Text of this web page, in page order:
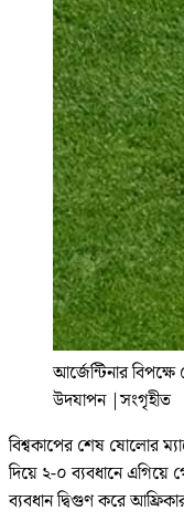
আর্জেন্টিনার
উদযাপন |সংগৃহীত
বিশ্বকাপের শেষ ষোলোর
দিয়ে ২-০ ব্যবধানে এগিয়ে
ব্যবধান দ্বিগুণ করে